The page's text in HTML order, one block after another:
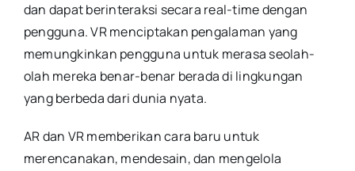
dan dapat berinteraksi secara real-time dengan
pengguna. VR menciptakan pengalaman yang
memungkinkan pengguna untuk merasa seolah-
olah mereka benar-benar berada di lingkungan
yang berbeda dari dunia nyata.
AR dan VR memberikan cara baru untuk
merencanakan, mendesain, dan mengelola